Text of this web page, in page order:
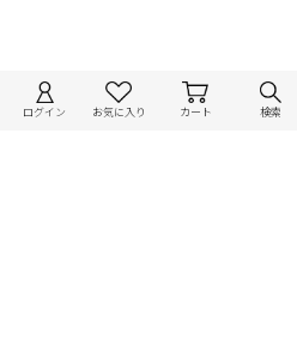
ログイン お気に入り カート 検索